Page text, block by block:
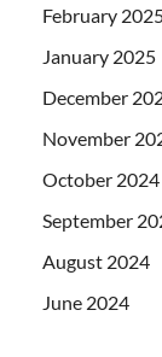
February
January 2025
December
November
October 2024
September
August 2024
June 2024